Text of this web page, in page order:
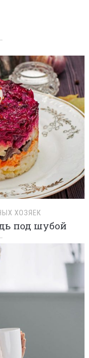
ХОЗЯЕК
под шубой